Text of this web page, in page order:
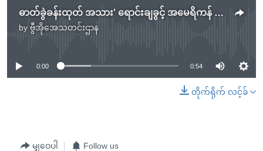
ဓာတ်ခွဲခန်းထုတ် အသား' ရောင်းချခွင့် အမေရိကန် စတင် ခွင့်ပြု
by ဗွီအိုအေသတင်းဌာန
No media source currently available
0:00 0:54
တိုက်ရိုက် လင့်ခ်
မျှဝေပါ Follow us